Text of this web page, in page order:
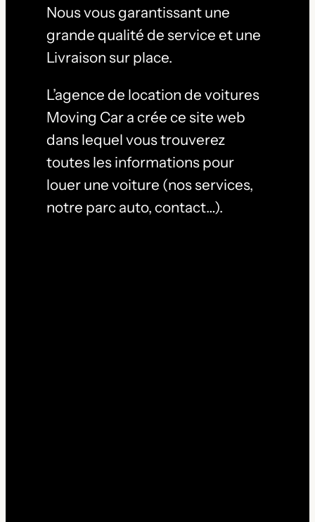
Nous vous garantissant une
grande qualité de service et une
Livraison sur place.
L’agence de location de voitures
Moving Car a crée ce site web
dans lequel vous trouverez
toutes les informations pour
louer une voiture (nos services,
notre parc auto, contact…).